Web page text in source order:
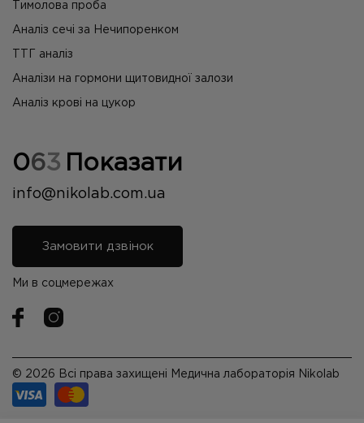
Тимолова проба
Аналіз сечі за Нечипоренком
ТТГ аналіз
Аналізи на гормони щитовидної залози
Аналіз крові на цукор
063 Показати
info@nikolab.com.ua
Замовити дзвінок
Ми в соцмережах
© 2026 Всі права захищені Медична лабораторія Nikolab